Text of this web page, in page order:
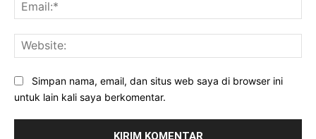
Simpan nama, email, dan situs web saya di browser ini
untuk lain kali saya berkomentar.